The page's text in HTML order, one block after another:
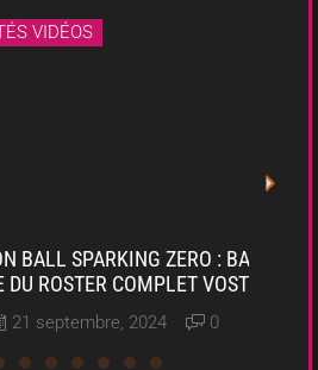
SPARKING ZERO : BANDE
COMPLET VOSTFR PS5
2024 0